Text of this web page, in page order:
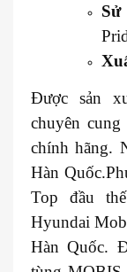
Được sản
chuyên
chính hãng.
Hàn
Top đầu
Hyundai
Hàn Quốc.